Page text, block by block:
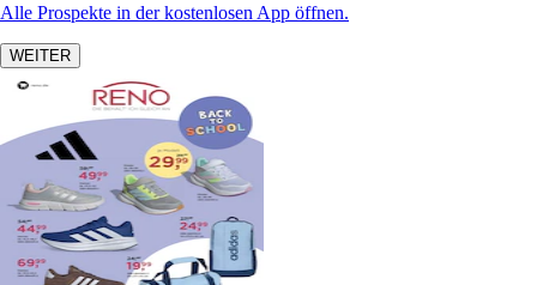
Alle Prospekte in der kostenlosen App öffnen.
WEITER